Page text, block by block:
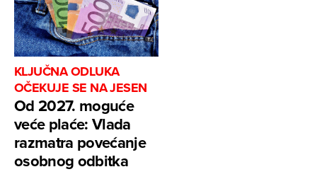
KLJUČNA ODLUKA
OČEKUJE SE NA JESEN
Od 2027. moguće
veće plaće: Vlada
razmatra povećanje
osobnog odbitka